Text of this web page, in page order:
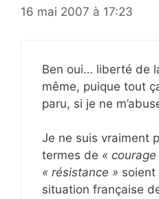
16 mai 2007 à 17:23
Ben oui… liberté de
même, puique tout
paru, si je ne
Je ne suis vraiment
termes de « courage
« résistance » soient
situation française